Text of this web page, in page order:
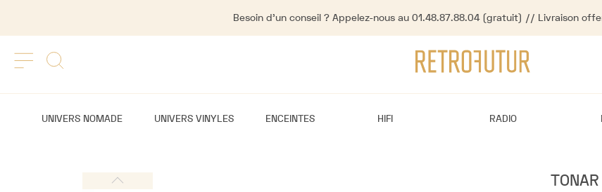
Besoin d'un conseil ? Appelez-nous au 01.48.87.88.04 (gratuit) // Livraison
UNIVERS NOMADE UNIVERS VINYLES ENCEINTES HIFI RADIO
TONAR